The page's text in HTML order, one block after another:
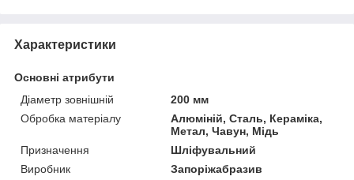
Характеристики
Основні атрибути
Діаметр зовнішній
200 мм
Обробка матеріалу
Алюміній, Сталь, Кераміка,
Метал, Чавун, Мідь
Призначення
Шліфувальний
Виробник
Запоріжабразив